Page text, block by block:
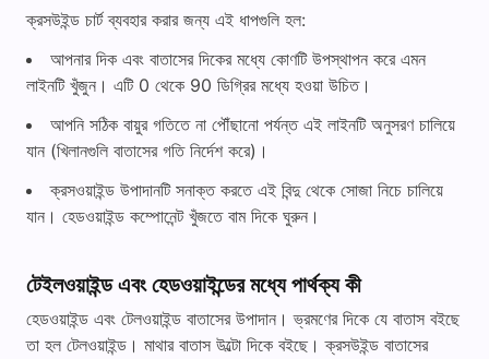
ক্রসউইন্ড চার্ট ব্যবহার করার জন্য এই ধাপগুলি হল:
আপনার দিক এবং বাতাসের দিকের মধ্যে কোণটি উপস্থাপন করে এমন
লাইনটি খুঁজুন। এটি 0 থেকে 90 ডিগ্রির মধ্যে হওয়া উচিত।
আপনি সঠিক বায়ুর গতিতে না পৌঁছানো পর্যন্ত এই লাইনটি অনুসরণ চালিয়ে
যান (খিলানগুলি বাতাসের গতি নির্দেশ করে)।
ক্রসওয়াইন্ড উপাদানটি সনাক্ত করতে এই বিন্দু থেকে সোজা নিচে চালিয়ে
যান। হেডওয়াইন্ড কম্পোনেন্ট খুঁজতে বাম দিকে ঘুরুন।
টেইলওয়াইন্ড এবং হেডওয়াইন্ডের মধ্যে পার্থক্য কী
হেডওয়াইন্ড এবং টেলওয়াইন্ড বাতাসের উপাদান। ভ্রমণের দিকে যে বাতাস বইছে
তা হল টেলওয়াইন্ড। মাথার বাতাস উল্টো দিকে বইছে। ক্রসউইন্ড বাতাসের